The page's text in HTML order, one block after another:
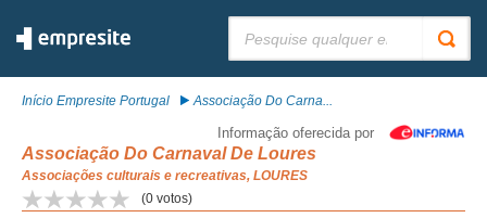
Início Empresite Portugal Associação Do Carna...
Informação oferecida por
Associação Do Carnaval De Loures
Associações culturais e recreativas, LOURES
(0 votos)